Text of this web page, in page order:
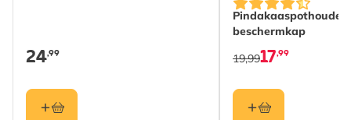
Groenling, Putter,
Spreeuw, Sijs,
Materiaal
24,99
beschermkap
17,99
19,99